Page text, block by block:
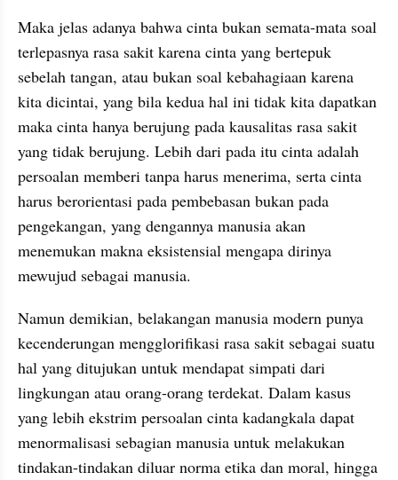
Maka jelas adanya bahwa cinta bukan semata-mata soal
terlepasnya rasa sakit karena cinta yang bertepuk
sebelah tangan, atau bukan soal kebahagiaan karena
kita dicintai, yang bila kedua hal ini tidak kita dapatkan
maka cinta hanya berujung pada kausalitas rasa sakit
yang tidak berujung. Lebih dari pada itu cinta adalah
persoalan memberi tanpa harus menerima, serta cinta
harus berorientasi pada pembebasan bukan pada
pengekangan, yang dengannya manusia akan
menemukan makna eksistensial mengapa dirinya
mewujud sebagai manusia.
Namun demikian, belakangan manusia modern punya
kecenderungan mengglorifikasi rasa sakit sebagai suatu
hal yang ditujukan untuk mendapat simpati dari
lingkungan atau orang-orang terdekat. Dalam kasus
yang lebih ekstrim persoalan cinta kadangkala dapat
menormalisasi sebagian manusia untuk melakukan
tindakan-tindakan diluar norma etika dan moral, hingga